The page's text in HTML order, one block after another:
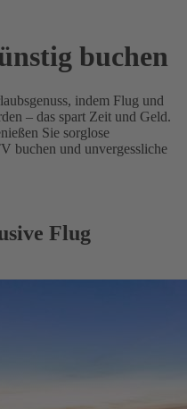
buchen
indem Flug und
– das spart Zeit und Geld.
Sie sorglose
buchen und unvergessliche
Flug